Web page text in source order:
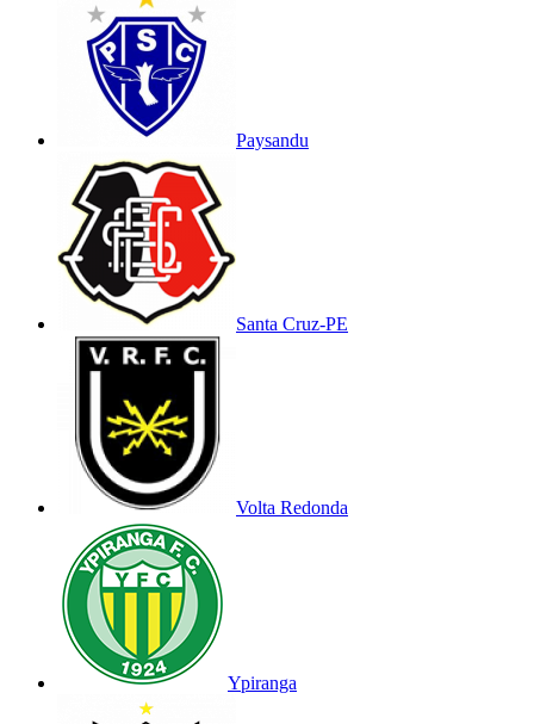
Paysandu
Santa Cruz-PE
Volta Redonda
Ypiranga